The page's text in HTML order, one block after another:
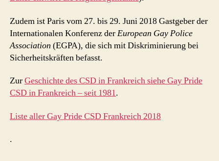
Zudem ist Paris vom 27. bis 29. Juni 2018 Gastgeber der
Internationalen Konferenz derEuropean Gay Police
Association (EGPA), die sich mit Diskriminierung bei
Sicherheitskräften befasst.
ZurGeschichte des CSD in Frankreich siehe Gay Pride
CSD in Frankreich – seit 1981.
Liste aller Gay Pride CSD Frankreich 2018
.